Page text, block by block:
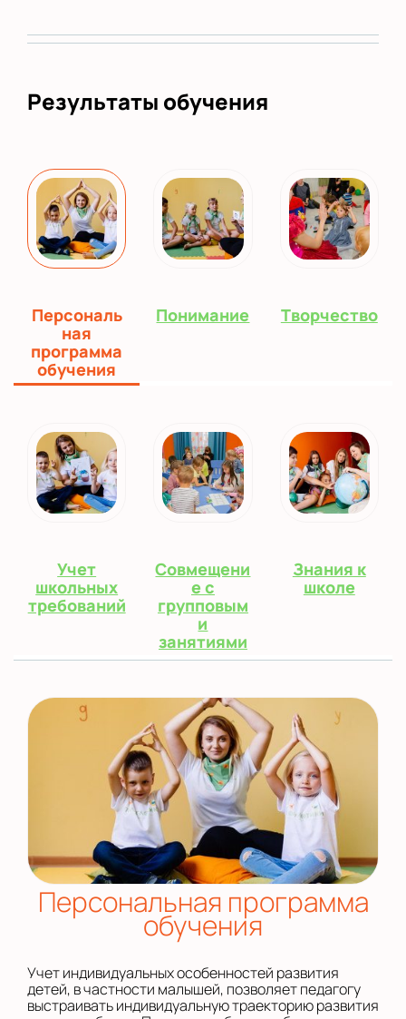
Результаты обучения
Персональ
ная
программа
обучения
Понимание Творчество
Учет
школьных
требований
Совмещени
е с
групповым
и
занятиями
Знания к
школе
Персональная программа
обучения
Учет индивидуальных особенностей развития
детей, в частности малышей, позволяет педагогу
выстраивать индивидуальную траекторию развития